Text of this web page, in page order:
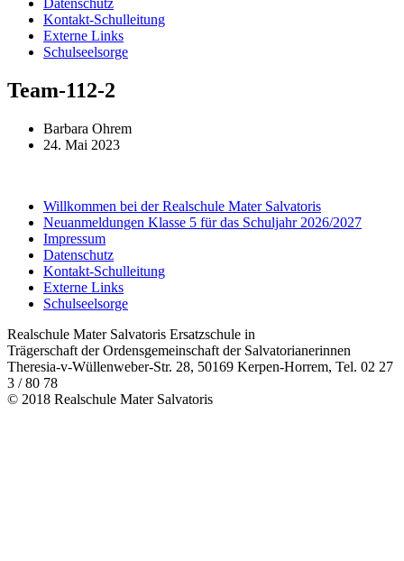
Kontakt-Schulleitung
Externe Links
Schulseelsorge
Team-112-2
Barbara Ohrem
24. Mai 2023
Willkommen bei der Realschule Mater Salvatoris
Neuanmeldungen Klasse 5 für das Schuljahr 2026/2027
Impressum
Datenschutz
Kontakt-Schulleitung
Externe Links
Schulseelsorge
Realschule Mater Salvatoris Ersatzschule in
Trägerschaft der Ordensgemeinschaft der Salvatorianerinnen
Theresia-v-Wüllenweber-Str. 28, 50169 Kerpen-Horrem, Tel. 02 27
3 / 80 78
© 2018 Realschule Mater Salvatoris